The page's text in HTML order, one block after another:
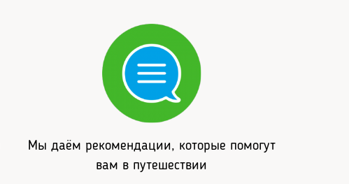
Мы даём рекомендации, которые помогут
вам в путешествии